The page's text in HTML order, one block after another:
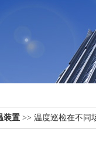
装置 >> 温度巡检在不同